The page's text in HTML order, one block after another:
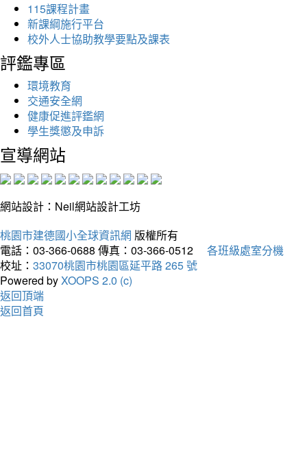
115課程計畫
新課綱施行平台
校外人士協助教學要點及課表
評鑑專區
環境教育
交通安全網
健康促進評鑑網
學生獎懲及申訴
宣導網站
網站設計：Neil網站設計工坊
桃園市建德國小全球資訊網 版權所有
電話：03-366-0688 傳真：03-366-0512
各班級處室分機
校址： 33070桃園市桃園區延平路 265 號
Powered byXOOPS 2.0 (c)
返回頂端
返回首頁